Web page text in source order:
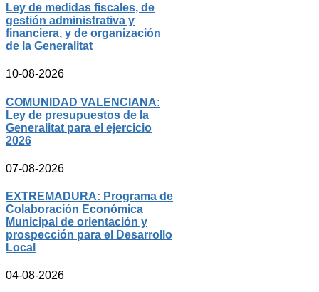
Ley de medidas fiscales, de
gestión administrativa y
financiera, y de organización
de la Generalitat
10-08-2026
COMUNIDAD VALENCIANA:
Ley de presupuestos de la
Generalitat para el ejercicio
2026
07-08-2026
EXTREMADURA: Programa de
Colaboración Económica
Municipal de orientación y
prospección para el Desarrollo
Local
04-08-2026